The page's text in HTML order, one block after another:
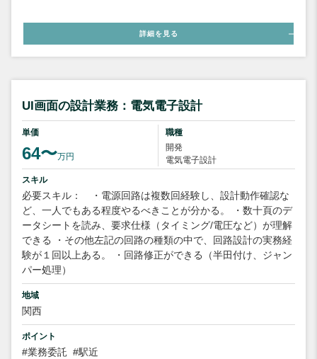
詳細を見る
UI画面の設計業務：電気電子設計
単価
64〜万円
職種
開発
電気電子設計
スキル
必要スキル： ・電源回路は複数回経験し、設計動作確認な
ど、一人でもある程度やるべきことが分かる。 ・数十頁のデ
ータシートを読み、要求仕様（タイミング/電圧など）が理解
できる ・その他左記の回路の種類の中で、回路設計の実務経
験が１回以上ある。 ・回路修正ができる（半田付け、ジャン
パー処理）
地域
関西
ポイント
#業務委託 #駅近